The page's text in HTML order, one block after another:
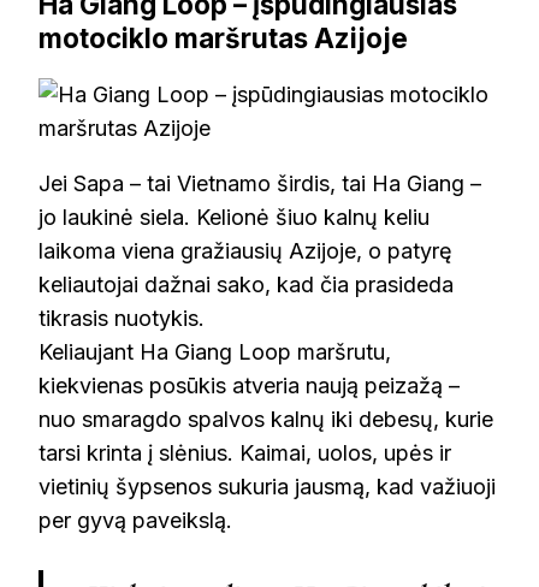
motociklo maršrutas Azijoje
Jei Sapa – tai Vietnamo širdis, tai Ha Giang –
jo laukinė siela. Kelionė šiuo kalnų keliu
laikoma viena gražiausių Azijoje, o patyrę
keliautojai dažnai sako, kad čia prasideda
tikrasis nuotykis.
Keliaujant Ha Giang Loop maršrutu,
kiekvienas posūkis atveria naują peizažą –
nuo smaragdo spalvos kalnų iki debesų, kurie
tarsi krinta į slėnius. Kaimai, uolos, upės ir
vietinių šypsenos sukuria jausmą, kad važiuoji
per gyvą paveikslą.